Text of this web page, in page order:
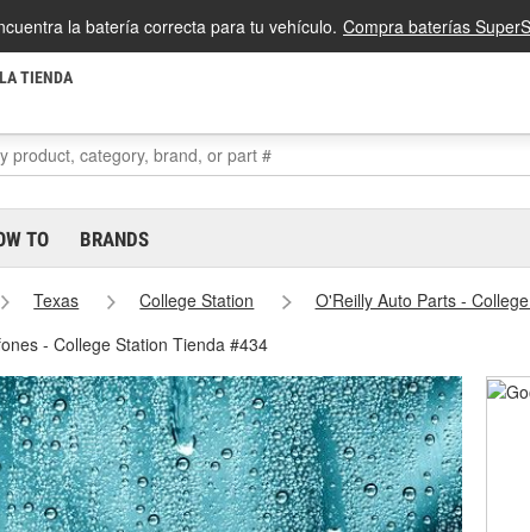
la batería correcta para tu vehículo. Compra baterías
TIENDA
TO BRANDS
Texas College Station
O'Reilly Auto Parts -
- College Station Tienda #434